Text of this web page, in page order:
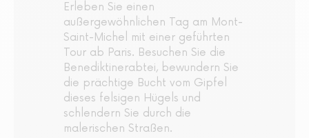
Erleben Sie einen
außergewöhnlichen Tag am Mont-
Saint-Michel mit einer geführten
Tour ab Paris. Besuchen Sie die
Benediktinerabtei, bewundern Sie
die prächtige Bucht vom Gipfel
dieses felsigen Hügels und
schlendern Sie durch die
malerischen Straßen.